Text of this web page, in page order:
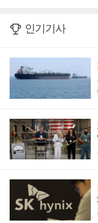
인기기사